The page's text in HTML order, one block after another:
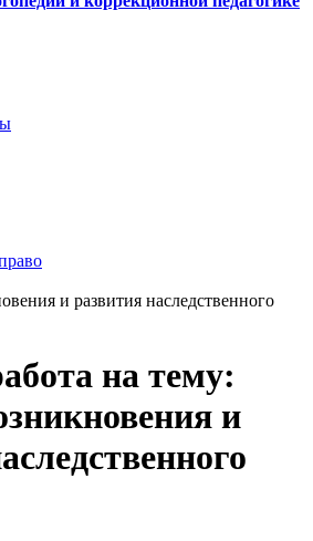
и развития наследственного
на тему:
и